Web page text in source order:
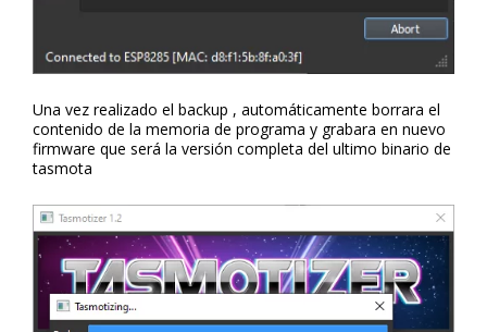
Una vez realizado el backup , automáticamente borrara el
contenido de la memoria de programa y grabara en nuevo
firmware que será la versión completa del ultimo binario de
tasmota